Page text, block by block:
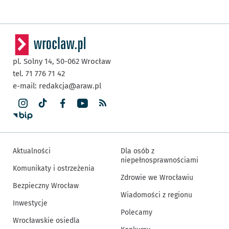
pl. Solny 14, 50-062 Wrocław
tel. 71 776 71 42
e-mail: redakcja@araw.pl
Aktualności
Komunikaty i ostrzeżenia
Bezpieczny Wrocław
Inwestycje
Wrocławskie osiedla
Dla osób z
niepełnosprawnościami
Zdrowie we Wrocławiu
Wiadomości z regionu
Polecamy